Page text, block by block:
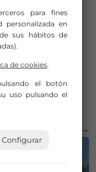
para fines
personalizada en
sus hábitos de
de cookies.
el botón
uso pulsando el
Configurar